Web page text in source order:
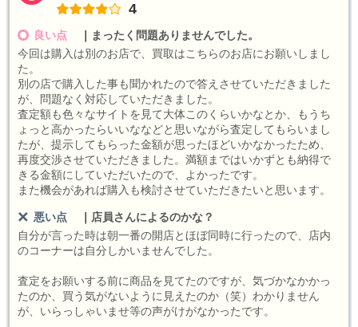
4
良い点
まったく問題ありませんでした。
今回は購入は別のお店で、買取はこちらのお店にお願いしまし
た。
別の店で購入した事も聞かれたので答えさせていただきました
が、問題なく対応していただきました。
査定額も色々なサイトを見て大体このくらいかなとか、もうち
ょっと高かったらいいななどと思いながら査定してもらいまし
たが、提示してもらった金額が思ったほどいかなかったため、
再度交渉させていただきました。満額まではいかずとも納得で
きる金額にしていただいたので、よかったです。
また機会があれば購入も検討させていただきたいと思います。
悪い点
店員さんによるのかな？
自分が言った時は朝一番の開店とほぼ同時に行ったので、店内
のコーナーは自分しかいませんでした。
査定をお願いする前に商品を見てたのですが、気づかなかかっ
たのか、買う気がないように見えたのか（笑）わかりません
が、いらっしゃいませ等の声がけがなかったです。